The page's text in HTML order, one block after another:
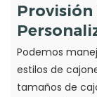
Provisión
Podemos
estilos de
tamaños de